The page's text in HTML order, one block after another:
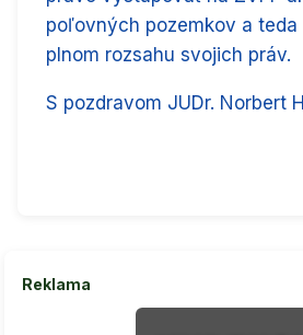
poľovných pozemkov a teda
plnom rozsahu svojich práv.
S pozdravom JUDr. Norbert
Reklama